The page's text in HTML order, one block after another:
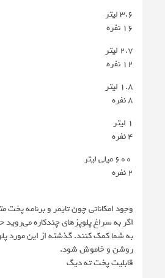
۳.۶ لیتر
۱۶ نفره
۲.۷ لیتر
۱۲ نفره
۱.۸ لیتر
۸ نفره
۱ لیتر
۴ نفره
۲ نفره
وجود امکاناتی چون تایمر و برنامه پخت
به شما کمک کنند. گذشته از این مورد
روشن و خاموش شود.
قابلیت پخت ته دیگ